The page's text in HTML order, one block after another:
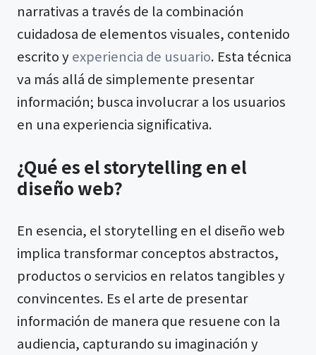
narrativas a través de la combinación
cuidadosa de elementos visuales, contenido
escrito yexperiencia de usuario. Esta técnica
va más allá de simplemente presentar
información; busca involucrar a los usuarios
en una experiencia significativa.
¿Qué es el storytelling en el
diseño web?
En esencia, el storytelling en el diseño web
implica transformar conceptos abstractos,
productos o servicios en relatos tangibles y
convincentes. Es el arte de presentar
información de manera que resuene con la
audiencia, capturando su imaginación y